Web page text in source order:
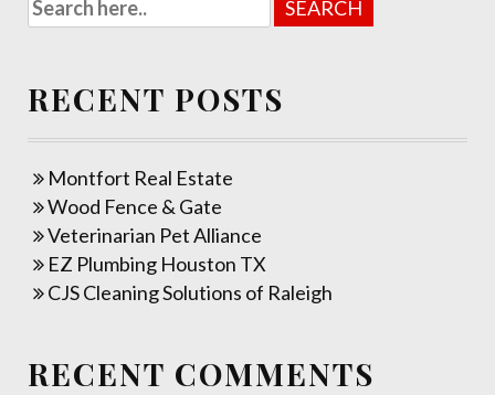
RECENT POSTS
Montfort Real Estate
Wood Fence & Gate
Veterinarian Pet Alliance
EZ Plumbing Houston TX
CJS Cleaning Solutions of Raleigh
RECENT COMMENTS